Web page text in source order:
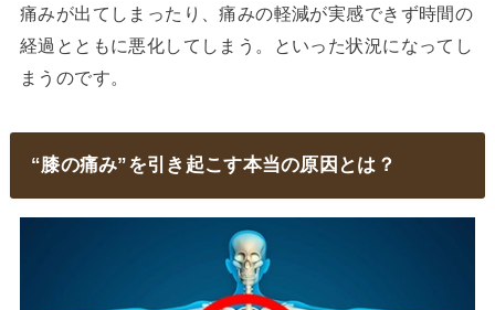
痛みが出てしまったり、痛みの軽減が実感できず時間の
経過とともに悪化してしまう。といった状況になってし
まうのです。
“膝の痛み”を引き起こす本当の原因とは？